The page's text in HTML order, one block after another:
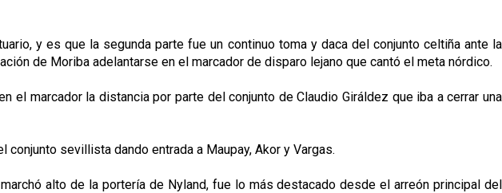
y es que la segunda parte fue un continuo toma y daca del conjunto celtiña ante la
de Moriba adelantarse en el marcador de disparo lejano que cantó el meta nórdico.
marcador la distancia por parte del conjunto de Claudio Giráldez que iba a cerrar una
sevillista dando entrada a Maupay, Akor y Vargas.
alto de la portería de Nyland, fue lo más destacado desde el arreón principal del